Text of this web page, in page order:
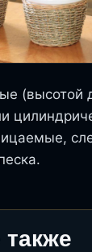
(высотой
также